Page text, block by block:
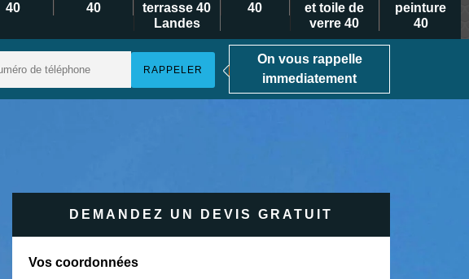
40
40
terrasse 40
Landes
40
et toile de
verre 40
peinture
40
On vous rappelle
immediatement
DEMANDEZ UN DEVIS GRATUIT
Vos coordonnées